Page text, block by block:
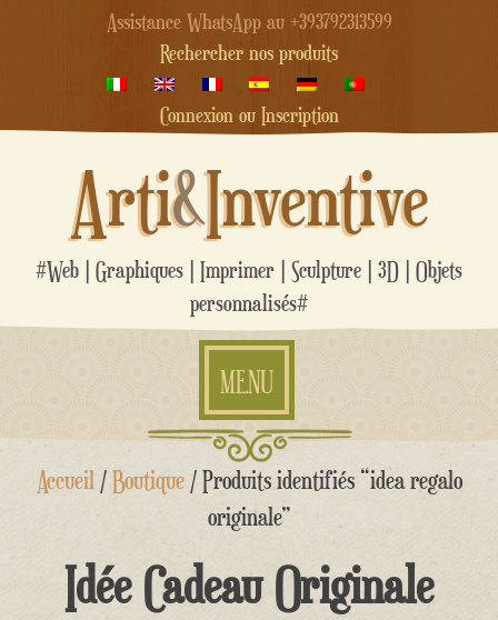
Assistance WhatsApp au +393792313599
Rechercher nos produits
Connexion ou Inscription
Arti&Inventive
#Web | Graphiques | Imprimer | Sculpture | 3D | Objets
personnalisés#
MENU
Aller
Accueil /Boutique/ Produits identifiés “idea regalo
originale”
Idée Cadeau Originale